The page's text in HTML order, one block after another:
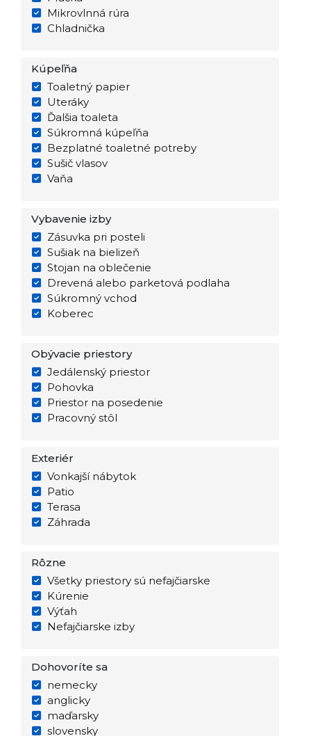
Mikrovlnná rúra
Chladnička
Kúpeľňa
Toaletný papier
Uteráky
Ďalšia toaleta
Súkromná kúpeľňa
Bezplatné toaletné potreby
Sušič vlasov
Vaňa
Vybavenie izby
Zásuvka pri posteli
Sušiak na bielizeň
Stojan na oblečenie
Drevená alebo parketová podlaha
Súkromný vchod
Koberec
Obývacie priestory
Jedálenský priestor
Pohovka
Priestor na posedenie
Pracovný stôl
Exteriér
Vonkajší nábytok
Patio
Terasa
Záhrada
Rôzne
Všetky priestory sú nefajčiarske
Kúrenie
Výťah
Nefajčiarske izby
Dohovoríte sa
nemecky
anglicky
maďarsky
slovensky